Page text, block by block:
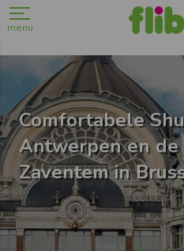
menu
Comfortabele
Antwerpen en
Zaventem in